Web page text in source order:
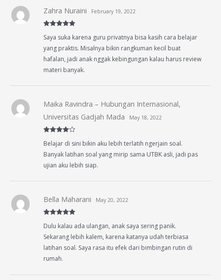
of 5
Zahra Nuraini February 19, 2022
Saya suka karena guru privatnya bisa kasih cara belajar
yang praktis. Misalnya bikin rangkuman kecil buat
hafalan, jadi anak nggak kebingungan kalau harus review
materi banyak.
out of 5
Maika Ravindra – Hubungan Internasional,
Universitas Gadjah Mada
May 18, 2022
Belajar di sini bikin aku lebih terlatih ngerjain soal.
Banyak latihan soal yang mirip sama UTBK asli, jadi pas
ujian aku lebih siap.
of 5
Bella Maharani May 20, 2022
Dulu kalau ada ulangan, anak saya sering panik.
Sekarang lebih kalem, karena katanya udah terbiasa
latihan soal. Saya rasa itu efek dari bimbingan rutin di
rumah.